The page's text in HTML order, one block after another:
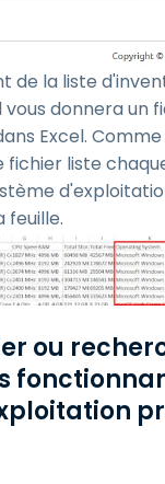
de la liste
donnera un
Excel. Comme
fichier liste
feuille.
ou